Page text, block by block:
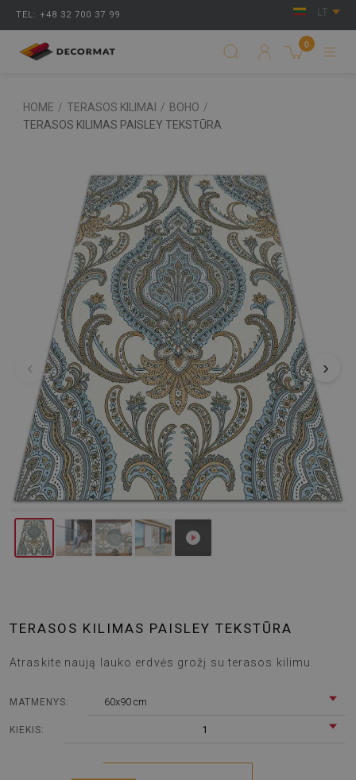
TEL: +48 32 700 37 99
0
HOME / TERASOS KILIMAI / BOHO /
TERASOS KILIMAS PAISLEY TEKSTŪRA
‹ ›
TERASOS KILIMAS PAISLEY TEKSTŪRA
Atraskite naują lauko erdvės grožį su terasos kilimu.
MATMENYS: 60x90 cm
KIEKIS: 1